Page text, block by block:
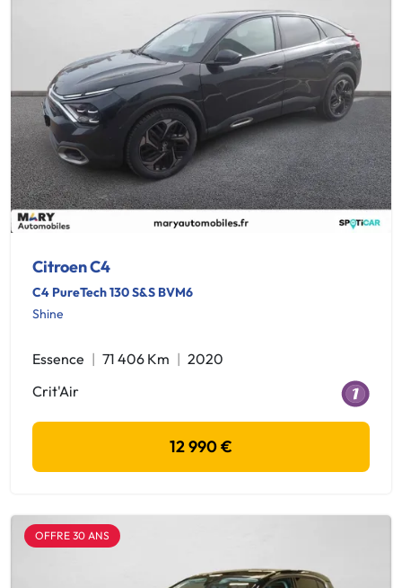
Citroen C4
C4 PureTech 130 S&S BVM6
Shine
Essence 71 406 Km
2020
Crit'Air
12 990 €
OFFRE 30 ANS